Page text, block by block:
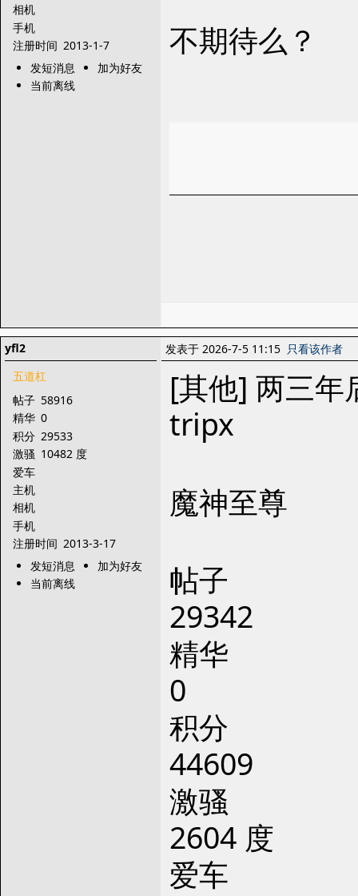
相机
手机
注册时间 2013-1-7
发短消息
加为好友
当前离线
不期待么？
yfl2
五道杠
帖子 58916
精华 0
积分 29533
激骚 10482 度
爱车
主机
相机
手机
注册时间 2013-3-17
发短消息
加为好友
当前离线
发表于 2026-7-5 11:15 只看该作者
[其他] 两三年
tripx
魔神至尊
帖子
29342
精华
0
积分
44609
激骚
2604 度
爱车